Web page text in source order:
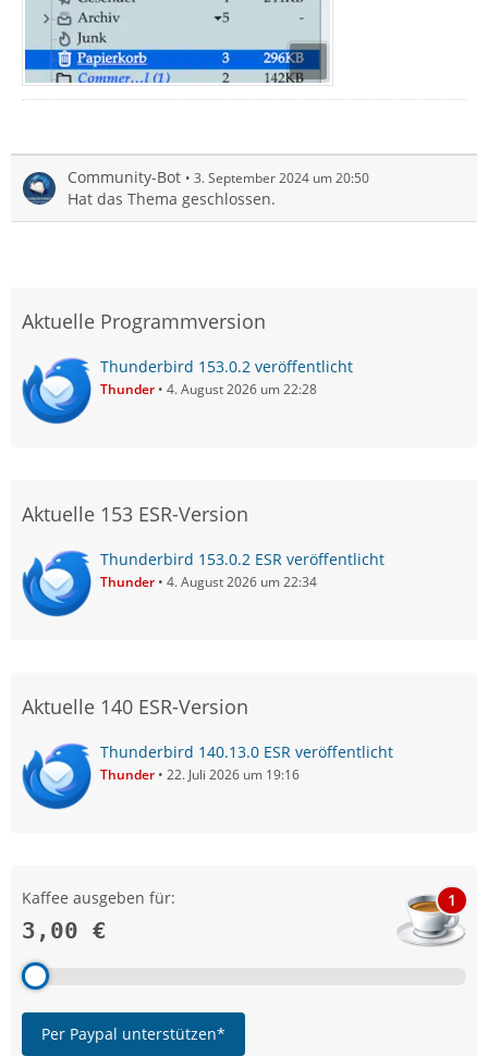
Community-Bot 3. September 2024 um 20:50
Hat das Thema geschlossen.
Aktuelle Programmversion
Thunderbird 153.0.2 veröffentlicht
Thunder 4. August 2026 um 22:28
Aktuelle 153 ESR-Version
Thunderbird 153.0.2 ESR veröffentlicht
Thunder 4. August 2026 um 22:34
Aktuelle 140 ESR-Version
Thunderbird 140.13.0 ESR veröffentlicht
Thunder 22. Juli 2026 um 19:16
Kaffee ausgeben für:
3,00 €
1
Per Paypal unterstützen*